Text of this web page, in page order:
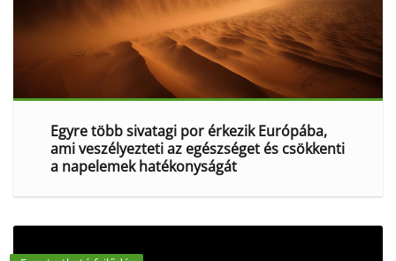
Egyre több sivatagi por érkezik Európába,
ami veszélyezteti az egészséget és csökkenti
a napelemek hatékonyságát